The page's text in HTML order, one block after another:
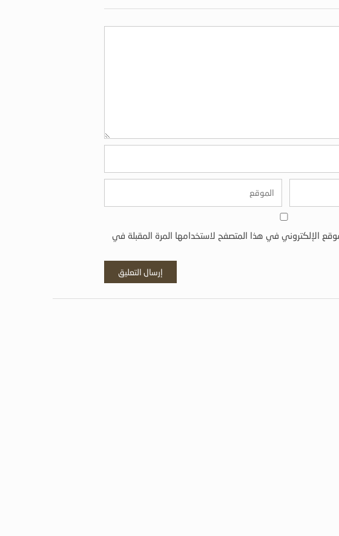
الإلكتروني في هذا المتصفح لاستخدامها المرة المقبلة في